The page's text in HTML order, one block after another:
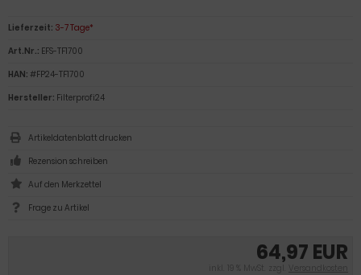
64,97 EUR
inkl. 19 % MwSt. zzgl. Versandkosten
Lieferzeit: 3-7 Tage*
Art.Nr.: EFS-TF1700
HAN: #FP24-TF1700
Hersteller: Filterprofi24
Artikeldatenblatt drucken
Rezension schreiben
Frage zu Artikel